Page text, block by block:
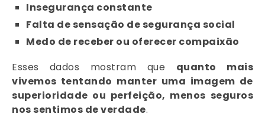
Insegurança constante
Falta de sensação de segurança social
Medo de receber ou oferecer compaixão
Esses dados mostram que quanto mais
vivemos tentando manter uma imagem de
superioridade ou perfeição, menos seguros
nos sentimos de verdade.